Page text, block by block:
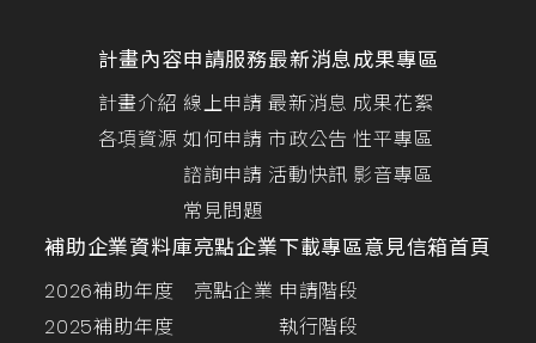
計畫內容
計畫介紹
各項資源
申請服務
線上申請
如何申請
諮詢申請
常見問題
最新消息
最新消息
市政公告
活動快訊
成果專區
成果花絮
性平專區
影音專區
補助企業資料庫
2026補助年度
2025補助年度
亮點企業
亮點企業
下載專區
申請階段
執行階段
意見信箱首頁